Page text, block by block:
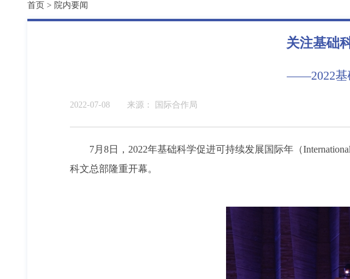
首页 > 院内要闻
关注基础
——2022基
2022-07-08 来源： 国际合作局
7月8日，2022年基础科学促进可持续发展国际年（International
科文总部隆重开幕。